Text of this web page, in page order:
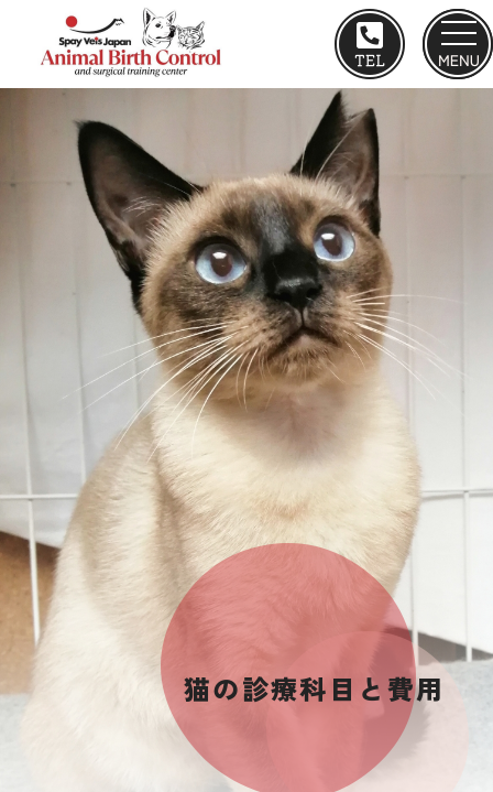
猫の診療科目と費用